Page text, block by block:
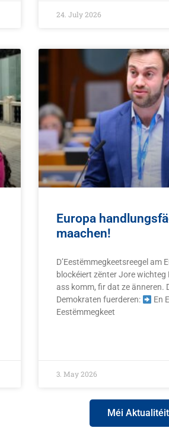
24. July 2026
Europa
maachen!
D’Eestëmmegkeetsreegel am
blockéiert zënter Jore wichteg
ass komm, fir dat ze änneren.
Demokraten fuerderen:
En
Eestëmmegkeet
3. May 2026
Méi